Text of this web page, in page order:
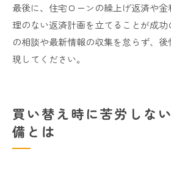
最後に、住宅ローンの繰上げ返済や
理のない返済計画を立てることが成
の相談や最新情報の収集を怠らず、
現してください。
買い替え時に苦労しな
備とは